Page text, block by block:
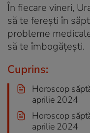
În fiecare vineri,
să te ferești în
probleme
să te îmbogățești.
Cuprins:
Horoscop
aprilie 2024
Horoscop
aprilie 2024